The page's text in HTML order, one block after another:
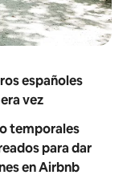
españoles
vez
temporales
para dar
en Airbnb